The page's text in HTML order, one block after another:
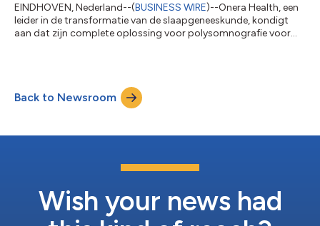
EINDHOVEN, Nederland--(BUSINESS WIRE)--Onera Health, een
leider in de transformatie van de slaapgeneeskunde, kondigt
aan dat zijn complete oplossing voor polysomnografie voor
geldend in de originele brontaal. Vertalingen zijn slechts als
leeshulp bedoeld en moeten worden vergeleken met de tekst in
Back to Newsroom
Wish your news had